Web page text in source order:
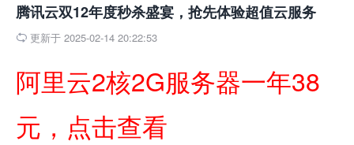
腾讯云双12年度秒杀盛宴，抢先体验超值云服务
 更新于 2025-02-14 20:22:53
阿里云2核2G服务器一年38
元，点击查看